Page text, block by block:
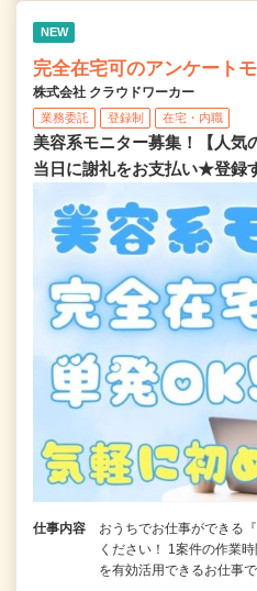
NEW
完全在宅可のアンケート
株式会社 クラウドワーカー
業務委託 登録制 在宅・内職
美容系モニター募集！【人気
当日に謝礼をお支払い★登録
仕事内容
おうちでお仕事ができる
ください！ 1案件の作業
を有効活用できるお仕事